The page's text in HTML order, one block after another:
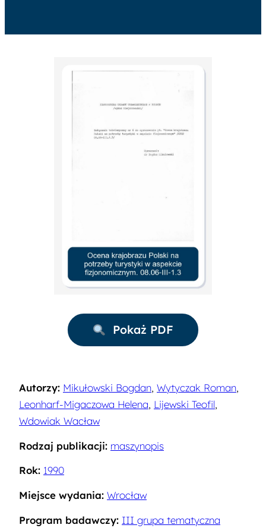
Pokaż PDF
Autorzy: Mikułowski Bogdan, Wytyczak Roman,
Leonharf-Migaczowa Helena, Lijewski Teofil,
Wdowiak Wacław
Rodzaj publikacji: maszynopis
Rok: 1990
Miejsce wydania: Wrocław
Program badawczy: III grupa tematyczna